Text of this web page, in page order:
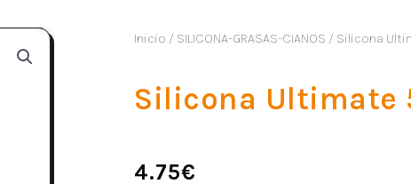
Inicio / SILICONA-GRASAS-CIANOS / Silicona
Silicona Ultimate
4.75€